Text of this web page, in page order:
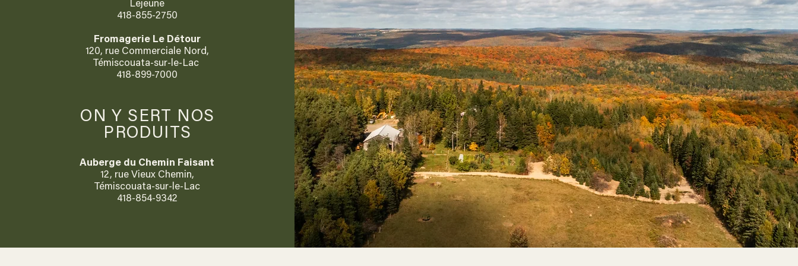
Lejeune
418-855-2750
Fromagerie Le Détour
120, rue Commerciale Nord,
Témiscouata-sur-le-Lac
418-899-7000​
ON Y SERT NOS
PRODUITS
Auberge du Chemin Faisant
12, rue Vieux Chemin,
Témiscouata-sur-le-Lac
418-854-9342